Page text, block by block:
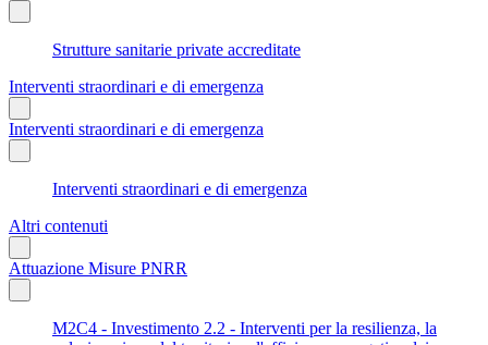
Strutture sanitarie private accreditate
Interventi straordinari e di emergenza
Interventi straordinari e di emergenza
Interventi straordinari e di emergenza
Altri contenuti
Attuazione Misure PNRR
M2C4 - Investimento 2.2 - Interventi per la resilienza, la